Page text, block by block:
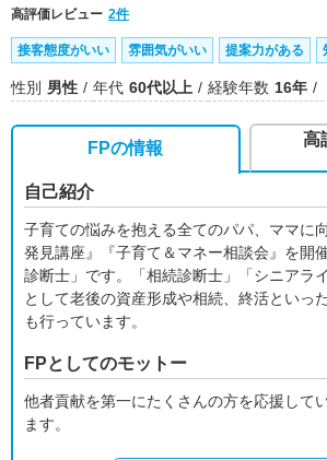
高評価レビュー 2件
接客態度がいい 雰囲気がいい 提案力がある
性別 男性 年代 60代以上 経験年数 16年
FPの情報
自己紹介
子育ての悩みを抱える全てのパパ、ママに
発見講座』『子育て＆マネー相談会』を開
診断士」です。「相続診断士」「シニアラ
として老後の資産形成や相続、終活といっ
も行っています。
FPとしてのモットー
他者貢献を第一にたくさんの方を応援して
ます。
高